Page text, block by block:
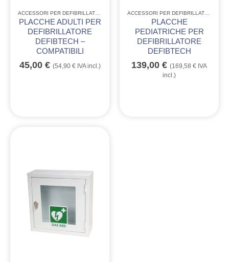
ACCESSORI PER DEFIBRILLATORI EMERGENZA - C.R.I. - ANPAS
PLACCHE ADULTI PER
DEFIBRILLATORE
DEFIBTECH –
COMPATIBILI
45,00 € (54,90 €IVA incl.)
ACCESSORI PER DEFIBRILLATORI
PLACCHE
PEDIATRICHE PER
DEFIBRILLATORE
DEFIBTECH
139,00 € (169,58 € IVA
incl.)